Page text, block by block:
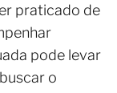
praticado de
pode levar
o